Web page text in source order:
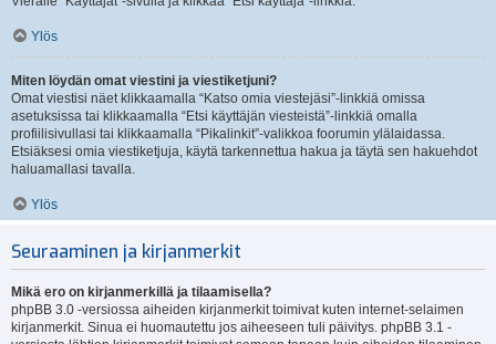
Ylös
Miten löydän omat viestini ja viestiketjuni?
Omat viestisi näet klikkaamalla “Katso omia viestejäsi”-linkkiä omissa
asetuksissa tai klikkaamalla “Etsi käyttäjän viesteistä”-linkkiä omalla
profiilisivullasi tai klikkaamalla “Pikalinkit”-valikkoa foorumin ylälaidassa.
Etsiäksesi omia viestiketjuja, käytä tarkennettua hakua ja täytä sen hakuehdot
haluamallasi tavalla.
Ylös
Seuraaminen ja kirjanmerkit
Mikä ero on kirjanmerkillä ja tilaamisella?
phpBB 3.0 -versiossa aiheiden kirjanmerkit toimivat kuten internet-selaimen
kirjanmerkit. Sinua ei huomautettu jos aiheeseen tuli päivitys. phpBB 3.1 -